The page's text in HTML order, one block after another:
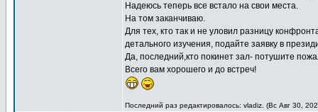
Надеюсь теперь все встало на свои места.
На том заканчиваю.
Для тех, кто так и не уловил разницу
детального изучения, подайте заявку в
Да, последний,кто покинет зал- потушите
Всего вам хорошего и до встреч!
Последний раз редактировалось: vladiz. (Вс Авг 30,